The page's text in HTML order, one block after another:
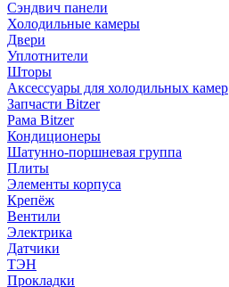
Сэндвич панели
Холодильные камеры
Двери
Уплотнители
Шторы
Аксессуары для холодильных камер
Запчасти Bitzer
Рама Bitzer
Кондиционеры
Шатунно-поршневая группа
Плиты
Элементы корпуса
Крепёж
Вентили
Электрика
Датчики
ТЭН
Прокладки